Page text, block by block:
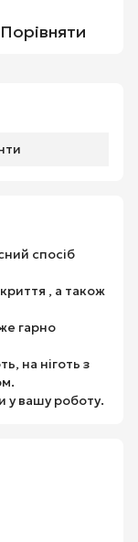
Порівняти
спосіб
, а також
гарно
на ніготь з
у вашу роботу.